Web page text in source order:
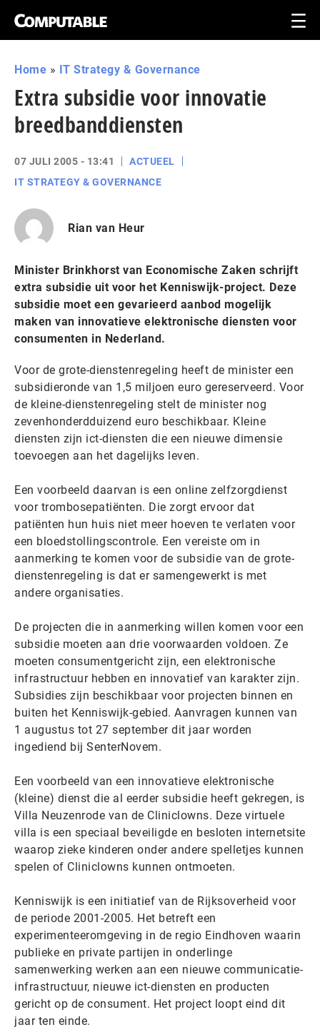
Home » IT Strategy & Governance
Extra subsidie voor innovatie
breedbanddiensten
07 JULI 2005 - 13:41
ACTUEEL
IT STRATEGY & GOVERNANCE
Rian van Heur
Minister Brinkhorst van Economische Zaken schrijft
extra subsidie uit voor het Kenniswijk-project. Deze
subsidie moet een gevarieerd aanbod mogelijk
maken van innovatieve elektronische diensten voor
consumenten in Nederland.
Voor de grote-dienstenregeling heeft de minister een
subsidieronde van 1,5 miljoen euro gereserveerd. Voor
de kleine-dienstenregeling stelt de minister nog
zevenhonderdduizend euro beschikbaar. Kleine
diensten zijn ict-diensten die een nieuwe dimensie
toevoegen aan het dagelijks leven.
Een voorbeeld daarvan is een online zelfzorgdienst
voor trombosepatiënten. Die zorgt ervoor dat
patiënten hun huis niet meer hoeven te verlaten voor
een bloedstollingscontrole. Een vereiste om in
aanmerking te komen voor de subsidie van de grote-
dienstenregeling is dat er samengewerkt is met
andere organisaties.
De projecten die in aanmerking willen komen voor een
subsidie moeten aan drie voorwaarden voldoen. Ze
moeten consumentgericht zijn, een elektronische
infrastructuur hebben en innovatief van karakter zijn.
Subsidies zijn beschikbaar voor projecten binnen en
buiten het Kenniswijk-gebied. Aanvragen kunnen van
1 augustus tot 27 september dit jaar worden
ingediend bij SenterNovem.
Een voorbeeld van een innovatieve elektronische
(kleine) dienst die al eerder subsidie heeft gekregen, is
Villa Neuzenrode van de Cliniclowns. Deze virtuele
villa is een speciaal beveiligde en besloten internetsite
waarop zieke kinderen onder andere spelletjes kunnen
spelen of Cliniclowns kunnen ontmoeten.
Kenniswijk is een initiatief van de Rijksoverheid voor
de periode 2001-2005. Het betreft een
experimenteeromgeving in de regio Eindhoven waarin
publieke en private partijen in onderlinge
samenwerking werken aan een nieuwe communicatie-
infrastructuur, nieuwe ict-diensten en producten
gericht op de consument. Het project loopt eind dit
jaar ten einde.